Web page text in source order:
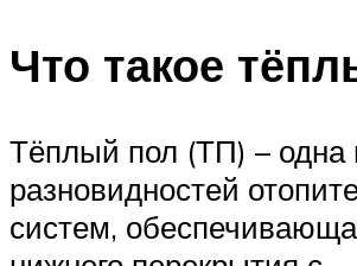
Что такое
Тёплый пол (ТП) – одна
разновидностей
систем,